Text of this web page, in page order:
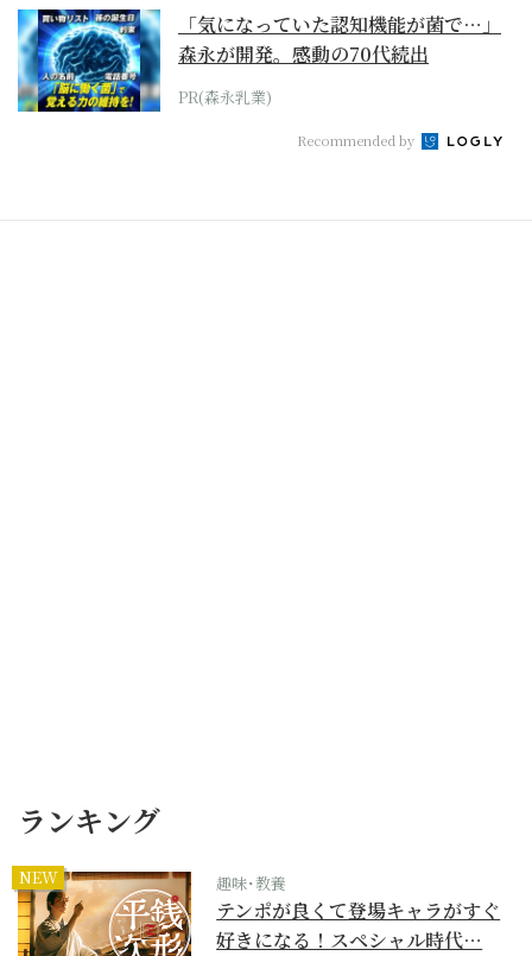
「気になっていた認知機能が菌で…」
森永が開発。感動の70代続出
PR(森永乳業)
Recommended by
ランキング
NEW 趣味･教養
テンポが良くて登場キャラがすぐ
好きになる！スペシャル時代…